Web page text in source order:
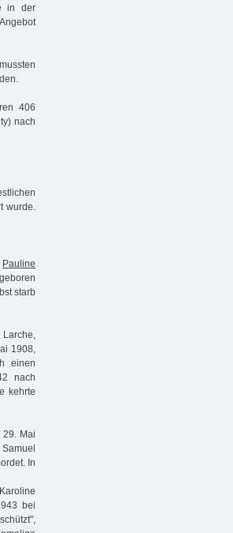
in der
406
nach
wurde.
Pauline
starb
1908,
einen
nach
kehrte
29. Mai
In
Karoline
bei